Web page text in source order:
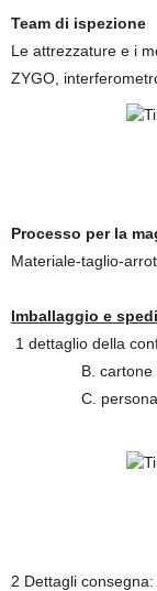
Team di ispezione
Le attrezzature e i
ZYGO,
Processo per la
Materiale-taglio-
Imballaggio e
1 dettaglio della
B. cartone
C.
2 Dettagli